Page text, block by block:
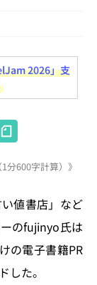
2026」支
分600字計算）》
値書店」など
のfujinyo氏は
の電子書籍PR
した。